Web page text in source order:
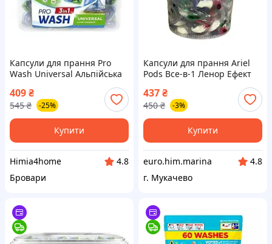
Капсули для прання Pro
Wash Universal Альпійська
4823128004974
409₴
545 ₴ -25%
Купити
Himia4home
4.8
Бровари
Капсули для прання Ariel
Pods Все-в-1 Ленор Ефект
437₴
450 ₴ -3%
Купити
euro.him.marina
4.8
г. Мукачево